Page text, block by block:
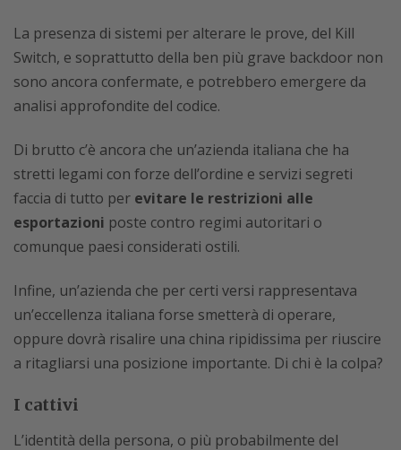
La presenza di sistemi per alterare le prove, del Kill
Switch, e soprattutto della ben più grave backdoor non
sono ancora confermate, e potrebbero emergere da
analisi approfondite del codice.
Di brutto c’è ancora che un’azienda italiana che ha
stretti legami con forze dell’ordine e servizi segreti
faccia di tutto per evitare le restrizioni alle
esportazioni poste contro regimi autoritari o
comunque paesi considerati ostili.
Infine, un’azienda che per certi versi rappresentava
un’eccellenza italiana forse smetterà di operare,
oppure dovrà risalire una china ripidissima per riuscire
a ritagliarsi una posizione importante. Di chi è la colpa?
I cattivi
L’identità della persona, o più probabilmente del